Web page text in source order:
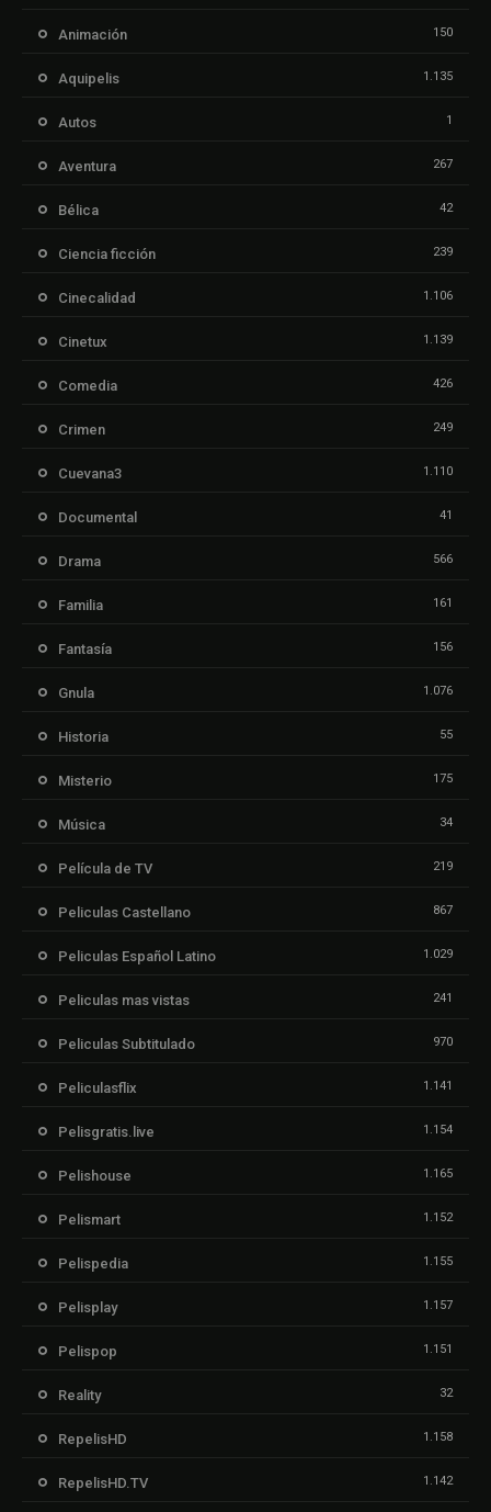
Animación 150
Aquipelis 1.135
Autos 1
Aventura 267
Bélica 42
Ciencia ficción 239
Cinecalidad 1.106
Cinetux 1.139
Comedia 426
Crimen 249
Cuevana3 1.110
Documental 41
Drama 566
Familia 161
Fantasía 156
Gnula 1.076
Historia 55
Misterio 175
Música 34
Película de TV 219
Peliculas Castellano 867
Peliculas Español Latino 1.029
Peliculas mas vistas 241
Peliculas Subtitulado 970
Peliculasflix 1.141
Pelisgratis.live 1.154
Pelishouse 1.165
Pelismart 1.152
Pelispedia 1.155
Pelisplay 1.157
Pelispop 1.151
Reality 32
RepelisHD 1.158
RepelisHD.TV 1.142